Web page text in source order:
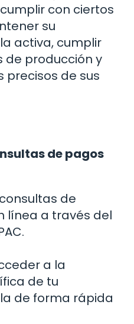
con ciertos
su
activa, cumplir
de producción y
precisos de sus
de pagos
de
línea a través del
a la
de tu
de forma rápida